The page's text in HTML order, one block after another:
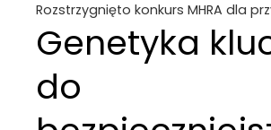
Rozstrzygnięto konkurs MHRA dla
Genetyka
do